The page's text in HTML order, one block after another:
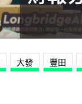
大發 豐田